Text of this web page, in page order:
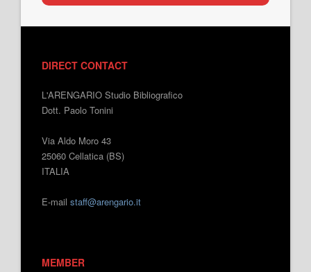
DIRECT CONTACT
L'ARENGARIO Studio Bibliografico
Dott. Paolo Tonini
Via Aldo Moro 43
25060 Cellatica (BS)
ITALIA
E-mail staff@arengario.it
MEMBER